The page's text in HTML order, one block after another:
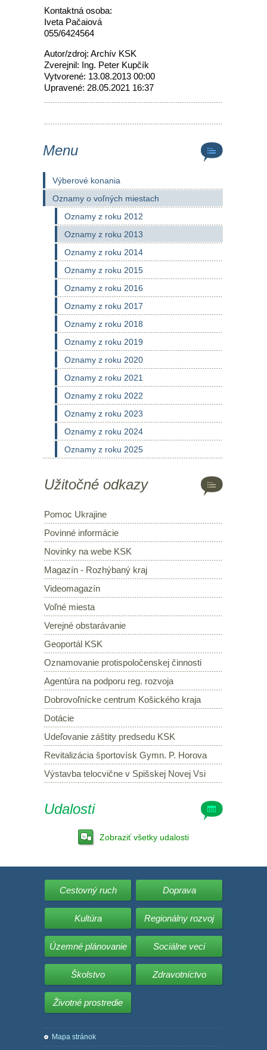
Kontaktná osoba:
Iveta Pačaiová
055/6424564
Autor/zdroj: Archív KSK
Zverejnil: Ing. Peter Kupčík
Vytvorené: 13.08.2013 00:00
Upravené: 28.05.2021 16:37
Menu
Výberové konania
Oznamy o voľných miestach
Oznamy z roku 2012
Oznamy z roku 2013
Oznamy z roku 2014
Oznamy z roku 2015
Oznamy z roku 2016
Oznamy z roku 2017
Oznamy z roku 2018
Oznamy z roku 2019
Oznamy z roku 2020
Oznamy z roku 2021
Oznamy z roku 2022
Oznamy z roku 2023
Oznamy z roku 2024
Oznamy z roku 2025
Užitočné odkazy
Pomoc Ukrajine
Povinné informácie
Novinky na webe KSK
Magazín - Rozhýbaný kraj
Videomagazín
Voľné miesta
Verejné obstarávanie
Geoportál KSK
Oznamovanie protispoločenskej činnosti
Agentúra na podporu reg. rozvoja
Dobrovoľnícke centrum Košického kraja
Dotácie
Udeľovanie záštity predsedu KSK
Revitalizácia športovísk Gymn. P. Horova
Výstavba telocvične v Spišskej Novej Vsi
Udalosti
Zobraziť všetky udalosti
Cestovný ruch Doprava
Kultúra Regionálny rozvoj
Územné plánovanie Sociálne veci
Školstvo Zdravotníctvo
Životné prostredie
Mapa stránok